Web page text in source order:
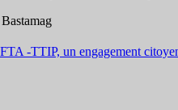
-TTIP, un engagement